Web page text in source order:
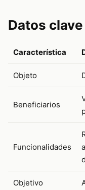
Datos clave
Característica
Objeto
Beneficiarios
Funcionalidades
Objetivo